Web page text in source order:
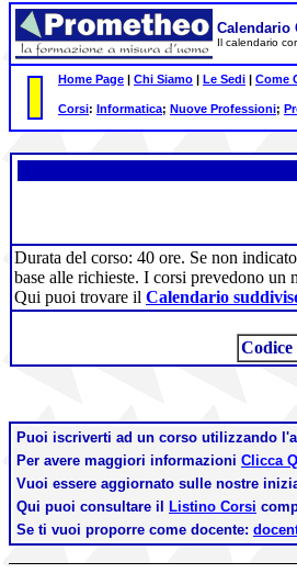
Calendario
Il calendario
Home Page | Chi Siamo | Le Sedi | Come
Corsi: Informatica; Nuove Professioni;
Durata del corso: 40 ore. Se non
base alle richieste. I corsi prevedono
Qui puoi trovare il Calendario
Codice
Puoi iscriverti ad un corso utilizzando
Per avere maggiori informazioni Clicca
Vuoi essere aggiornato sulle nostre
Qui puoi consultare il
Listino Corsi
Se ti vuoi proporre come docente: